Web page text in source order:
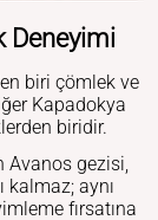
Deneyimi
biri çömlek ve
Kapadokya
biridir.
gezisi,
kalmaz; aynı
fırsatına